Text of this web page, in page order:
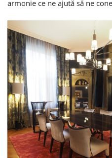
armonie ce ne ajută să ne